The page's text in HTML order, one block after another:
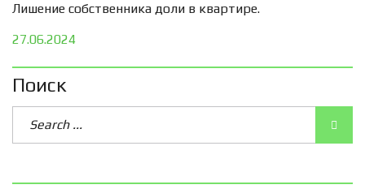
Лишение собственника доли в квартире.
27.06.2024
Поиск